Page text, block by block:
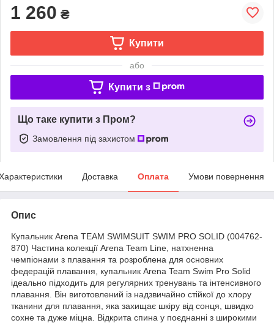
1 260 ₴
Купити
або
Купити з
Що таке купити з Пром?
Замовлення під захистом
Доставка Оплата Умови повернення
Опис
Купальник Arena TEAM SWIMSUIT SWIM PRO SOLID (004762-
870) Частина колекції Arena Team Line, натхненна
чемпіонами з плавання та розроблена для основних
федерацій плавання, купальник Arena Team Swim Pro Solid
ідеально підходить для регулярних тренувань та інтенсивного
плавання. Він виготовлений із надзвичайно стійкої до хлору
тканини для плавання, яка захищає шкіру від сонця, швидко
сохне та дуже міцна. Відкрита спина у поєднанні з широкими